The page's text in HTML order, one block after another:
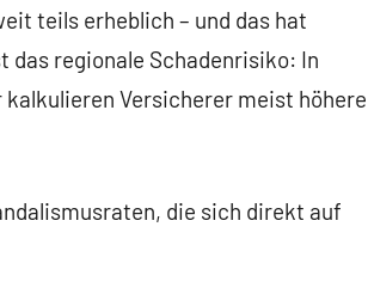
teils erheblich – und das hat
regionale Schadenrisiko: In
Versicherer meist höhere
die sich direkt auf